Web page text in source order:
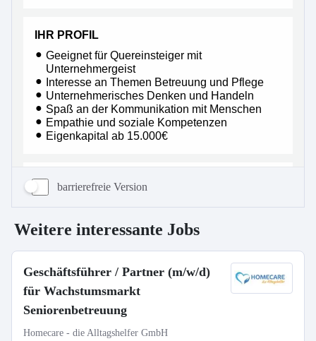
barrierefreie Version
Weitere interessante Jobs
Geschäftsführer / Partner (m/w/d)
für Wachstumsmarkt
Seniorenbetreuung
Homecare - die Alltagshelfer GmbH